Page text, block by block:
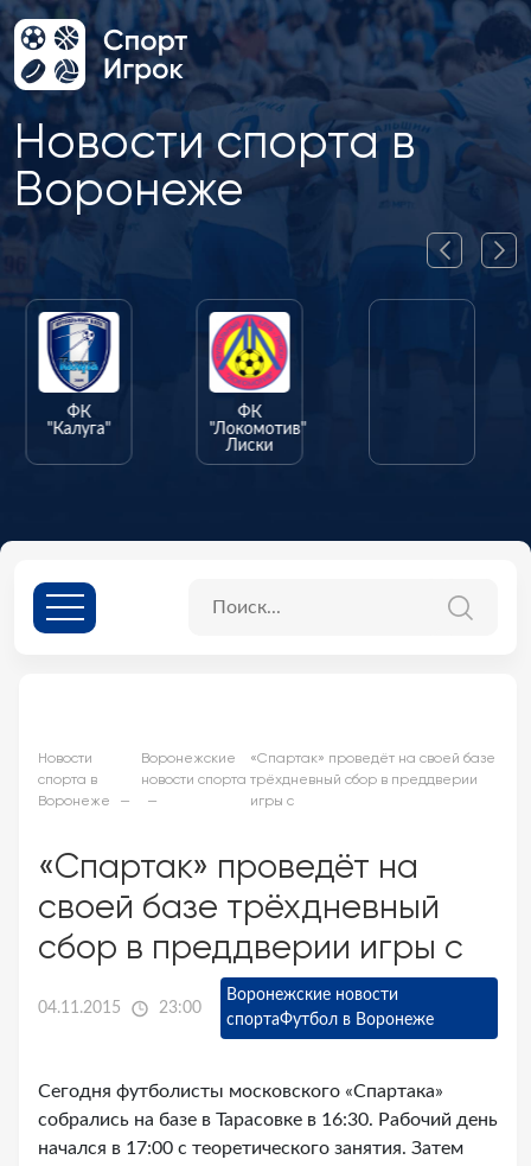
Новости спорта в
Воронеже
ФК
"Калуга"
ФК
"Локомотив"
Лиски
Новости
спорта в
Воронеже
Воронежские
новости спорта
«Спартак» проведёт на своей базе
трёхдневный сбор в преддверии
игры с
«Спартак» проведёт на
своей базе трёхдневный
сбор в преддверии игры с
04.11.2015 23:00
Воронежские новости
спортаФутбол в Воронеже
Сегодня футболисты московского «Спартака»
собрались на базе в Тарасовке в 16:30. Рабочий день
начался в 17:00 с теоретического занятия. Затем